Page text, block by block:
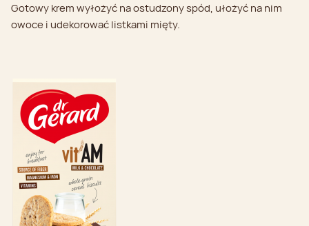
Gotowy krem wyłożyć na ostudzony spód, ułożyć na nim
owoce i udekorować listkami mięty.